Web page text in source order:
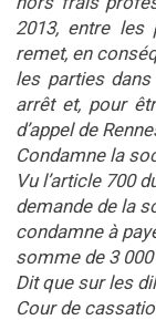
2013, entre les
remet, en
les parties
arrêt et, pour
d’appel de
Condamne la
Vu l’article 700
demande de la
condamne à
somme de 3
Dit que sur les
Cour de